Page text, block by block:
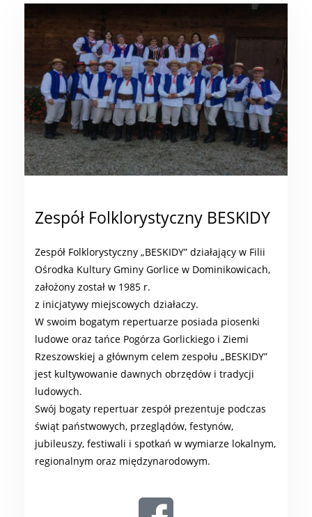
Zespół Folklorystyczny BESKIDY
Zespół Folklorystyczny „BESKIDY” działający w Filii
Ośrodka Kultury Gminy Gorlice w Dominikowicach,
założony został w 1985 r.
z inicjatywy miejscowych działaczy.
W swoim bogatym repertuarze posiada piosenki
ludowe oraz tańce Pogórza Gorlickiego i Ziemi
Rzeszowskiej a głównym celem zespołu „BESKIDY”
jest kultywowanie dawnych obrzędów i tradycji
ludowych.
Swój bogaty repertuar zespół prezentuje podczas
świąt państwowych, przeglądów, festynów,
jubileuszy, festiwali i spotkań w wymiarze lokalnym,
regionalnym oraz międzynarodowym.